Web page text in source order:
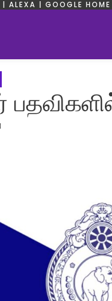
| GOOGLE HOME